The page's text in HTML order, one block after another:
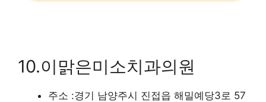
10.이맑은미소치과의원
주소 :경기 남양주시 진접읍 해밀예당3로 57